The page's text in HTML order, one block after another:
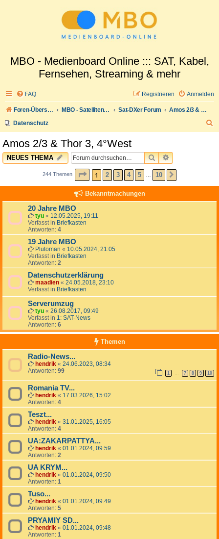
MBO - Medienboard Online ::: SAT, Kabel,
Fernsehen, Streaming & mehr
FAQ Anmelden
Registrieren
Foren-Übersicht MBO - Satellitenwelt Sat-DXer Forum
Amos 2/3 & Thor 3, 4°West
Datenschutz
Amos 2/3 & Thor 3, 4°West
NEUES THEMA SUCHEERWEITERTE
244 Themen SEITE1 VON10
1 2 3 4 5 10
Bekanntmachungen
20 Jahre MBO
tyu « 12.05.2025, 19:11
Verfasst in Briefkasten
Antworten: 4
19 Jahre MBO
Plutoman « 10.05.2024, 21:05
Verfasst in Briefkasten
Antworten: 2
Datenschutzerklärung
maadien « 24.05.2018, 23:10
Verfasst in Briefkasten
Serverumzug
tyu « 26.08.2017, 09:49
Verfasst in 1: SAT-News
Antworten: 6
Themen
Radio-News...
hendrik « 24.06.2023, 08:34
Antworten: 99 1 … 7 8 9 10
Romania TV...
hendrik « 17.03.2026, 15:02
Antworten: 4
Teszt...
hendrik « 31.01.2025, 16:05
Antworten: 4
UA:ZAKARPATTYA...
hendrik « 01.01.2024, 09:59
Antworten: 2
UA KRYM...
hendrik « 01.01.2024, 09:50
Antworten: 1
Tuso...
hendrik « 01.01.2024, 09:49
Antworten: 5
PRYAMIY SD...
hendrik « 01.01.2024, 09:48
Antworten: 1